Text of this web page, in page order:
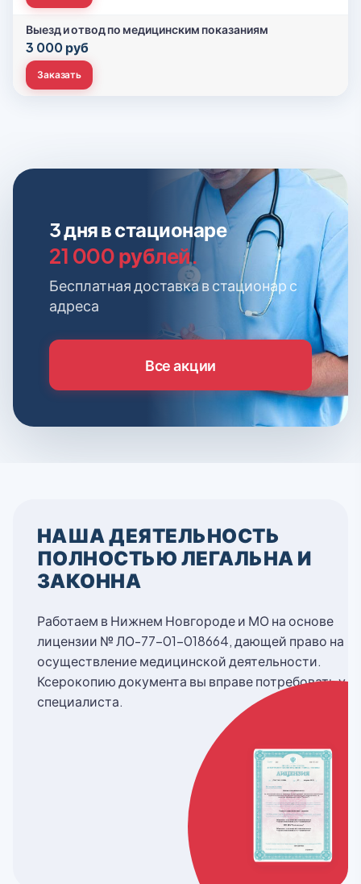
Выезд и отвод по медицинским показаниям
3 000 руб
Заказать
3 дня в стационаре
21 000 рублей.
Бесплатная доставка в стационар с
адреса
Все акции
НАША ДЕЯТЕЛЬНОСТЬ
ПОЛНОСТЬЮ ЛЕГАЛЬНА И
ЗАКОННА
Работаем в Нижнем Новгороде и МО на основе
лицензии № ЛО-77-01-018664, дающей право на
осуществление медицинской деятельности.
Ксерокопию документа вы вправе потребовать у
специалиста.